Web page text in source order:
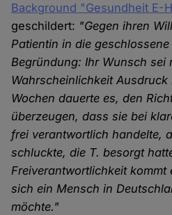
Background "Gesundheit E-
geschildert: "Gegen ihren
Patientin in die
Begründung: Ihr Wunsch sei
Wahrscheinlichkeit
Wochen dauerte es, den
überzeugen, dass sie bei
frei verantwortlich handelte,
schluckte, die T. besorgt
Freiverantwortlichkeit kommt
sich ein Mensch in
möchte."